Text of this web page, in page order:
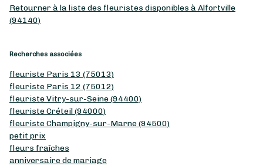
Retourner à la liste des fleuristes disponibles à Alfortville
(94140)
Recherches associées
fleuriste Paris 13 (75013)
fleuriste Paris 12 (75012)
fleuriste Vitry-sur-Seine (94400)
fleuriste Créteil (94000)
fleuriste Champigny-sur-Marne (94500)
petit prix
fleurs fraîches
anniversaire de mariage